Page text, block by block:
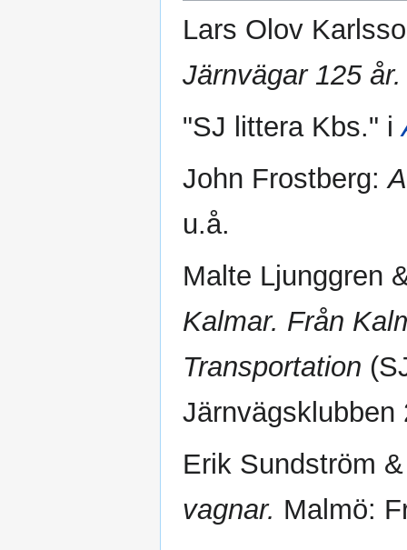
Lars Olov
Järnvägar 125 år.
"SJ littera Kbs." i
John Frostberg:
u.å.
Malte Ljunggren
Kalmar. Från
Transportation
Järnvägsklubben
Erik Sundström
vagnar. Malmö: